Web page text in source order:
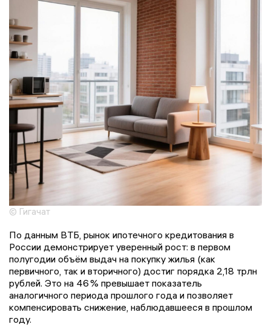
© Гигачат
По данным ВТБ, рынок ипотечного кредитования в
России демонстрирует уверенный рост: в первом
полугодии объём выдач на покупку жилья (как
первичного, так и вторичного) достиг порядка 2,18 трлн
рублей. Это на 46 % превышает показатель
аналогичного периода прошлого года и позволяет
компенсировать снижение, наблюдавшееся в прошлом
году.